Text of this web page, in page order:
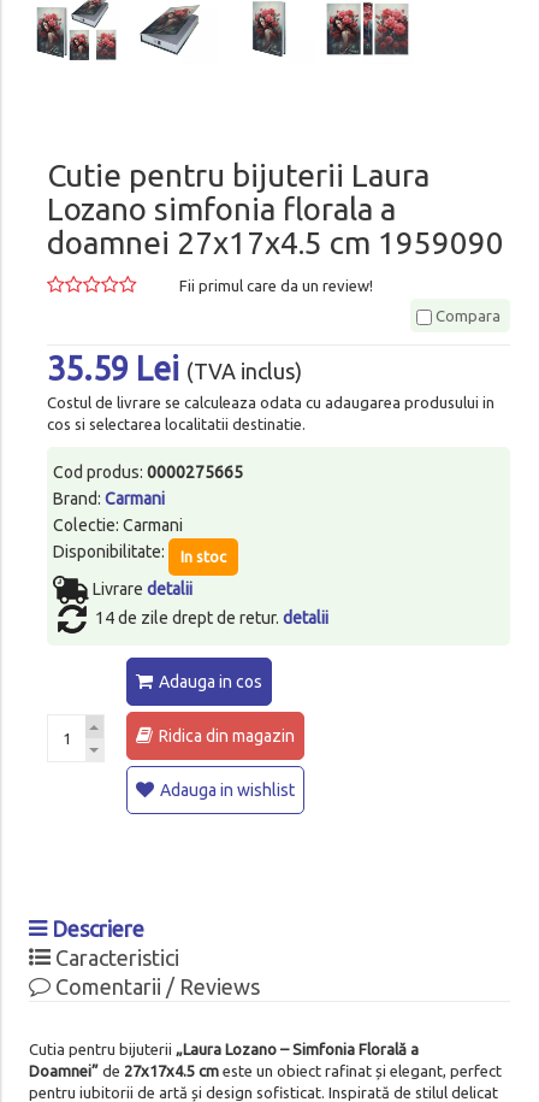
Cutie pentru bijuterii Laura
Lozano simfonia florala a
doamnei 27x17x4.5 cm 1959090
Fii primul care da un review!
Compara
35.59 Lei (TVA inclus)
Costul de livrare se calculeaza odata cu adaugarea produsului in
cos si selectarea localitatii destinatie.
Cod produs: 0000275665
Brand: Carmani
Colectie: Carmani
Disponibilitate:
In stoc
Livrare detalii
14 de zile drept de retur. detalii
Adauga in cos
Ridica din magazin
Adauga in wishlist
Descriere
Caracteristici
Comentarii / Reviews
Cutia pentru bijuterii „Laura Lozano – Simfonia Florală a
Doamnei”de 27x17x4.5 cmeste un obiect rafinat și elegant, perfect
pentru iubitorii de artă și design sofisticat. Inspirată de stilul delicat